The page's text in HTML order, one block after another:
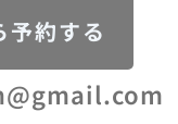
予約する